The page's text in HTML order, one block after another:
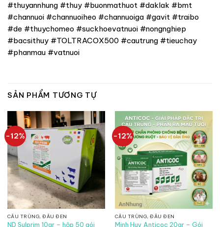
#thuyannhung #thuy #buonmathuot #daklak #bmt
#channuoi #channuoiheo #channuoiga #gavit #traibo
#de #thuychomeo #suckhoevatnuoi #nongnghiep
#bacsithuy #TOLTRACOX500 #cautrung #tieuchay
#phanmau #vatnuoi
SẢN PHẨM TƯƠNG TỰ
-12%
CẦU TRÙNG, ĐẦU ĐEN
ND Sulprim 10gr – hộp 50 gói
-12%
CẦU TRÙNG, ĐẦU ĐEN
Minh Huy Anticoc 20gr – Gói